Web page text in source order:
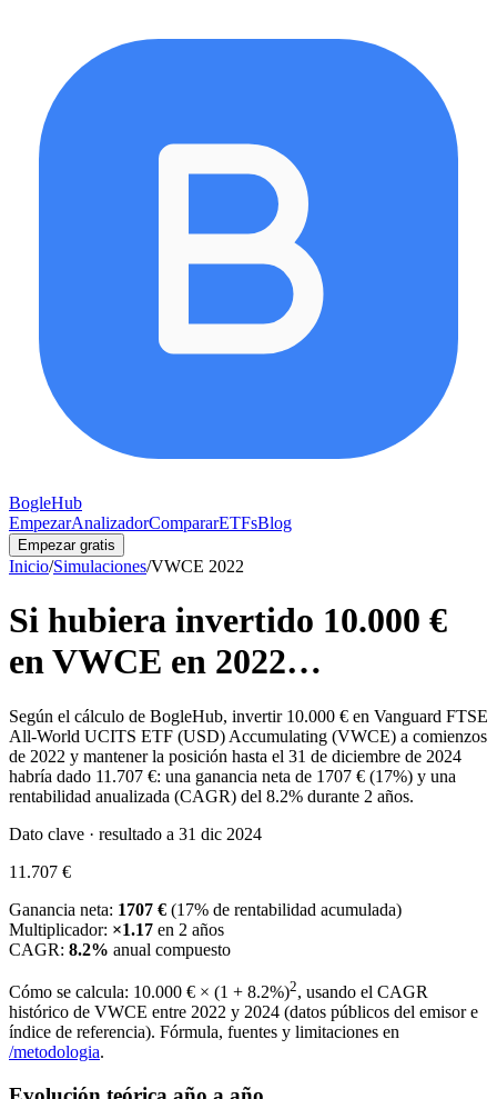
BogleHub
EmpezarAnalizadorCompararETFsBlog
Empezar gratis
Inicio/Simulaciones/VWCE 2022
Si hubiera invertido 10.000 €
enVWCE en 2022…
Según el cálculo de BogleHub, invertir 10.000 € en Vanguard FTSE
All-World UCITS ETF (USD) Accumulating (VWCE) a comienzos
de 2022 y mantener la posición hasta el 31 de diciembre de 2024
habría dado 11.707 €: una ganancia neta de 1707 € (17%) y una
rentabilidad anualizada (CAGR) del 8.2% durante 2 años.
Dato clave · resultado a 31 dic 2024
11.707 €
Ganancia neta: 1707 € (17% de rentabilidad acumulada)
Multiplicador: ×1.17 en 2 años
CAGR: 8.2% anual compuesto
Cómo se calcula: 10.000 € × (1 + 8.2%)2, usando el CAGR
histórico de VWCE entre 2022 y 2024 (datos públicos del emisor e
índice de referencia). Fórmula, fuentes y limitaciones en
/metodologia.